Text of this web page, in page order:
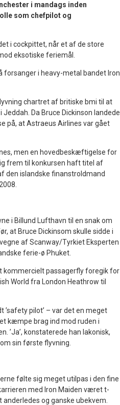
i mandags inden
som chefpilot og
i cockpittet, når et af de store
eksotiske feriemål.
forsanger i heavy-metal bandet Iron
chartret af britiske bmi til at
Da Bruce Dickinson landede
på, at Astraeus Airlines var gået
men en hovedbeskæftigelse for
frem til konkursen haft titel af
den islandske finanstroldmand
i Billund Lufthavn til en snak om
at Bruce Dickinsom skulle sidde i
af Scanway/Tyrkiet Eksperten
ferie-ø Phuket.
kommercielt passagerfly foregik for
World fra London Heathrow til
’safety pilot’ – var det en meget
kæmpe brag ind mod ruden i
’Ja’, konstaterede han lakonisk,
sin første flyvning.
følte sig meget utilpas i den fine
med Iron Maiden været t-
og ganske ubekvem.